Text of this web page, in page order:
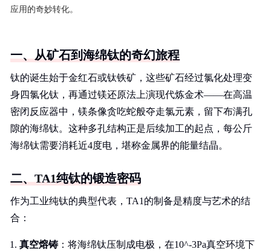
应用的奇妙转化。
一、从矿石到海绵钛的奇幻旅程
钛的诞生始于金红石或钛铁矿，这些矿石经过氯化处理变
身四氯化钛，再通过镁还原法上演现代炼金术——在高温
密闭反应器中，镁条像贪吃蛇般夺走氯元素，留下布满孔
隙的海绵钛。这种多孔结构正是后续加工的起点，每公斤
海绵钛需要消耗近4度电，堪称金属界的能量结晶。
二、TA1纯钛的锻造密码
作为工业纯钛的典型代表，TA1的制备是精度与艺术的结
合：
真空熔铸：将海绵钛压制成电极，在10^-3Pa真空环境下